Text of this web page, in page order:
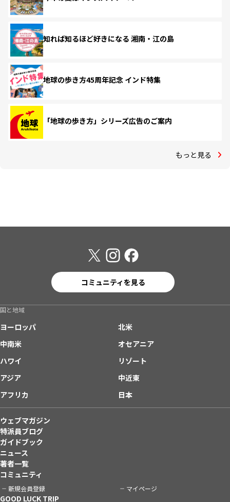
知れば知るほど好きになる 湘南・江の島
地球の歩き方45周年記念 インド特集
「地球の歩き方」シリーズ広告のご案内
もっと見る
コミュニティを見る
国と地域
ヨーロッパ
北米
中南米
オセアニア
ハワイ
リゾート
アジア
中近東
アフリカ
日本
ウェブマガジン
特派員ブログ
ガイドブック
ニュース
著者一覧
コミュニティ
新規会員登録 マイページ
GOOD LUCK TRIP